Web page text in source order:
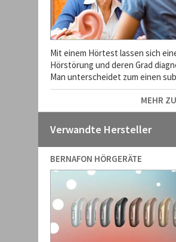
Mit einem Hörtest lassen sich
Hörstörung und deren Grad
Man unterscheidet zum einen
MEHR
Verwandte Hersteller
BERNAFON HÖRGERÄTE